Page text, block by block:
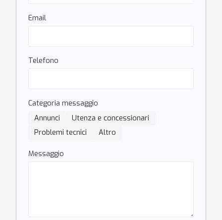
Email
Telefono
Categoria messaggio
Annunci
Utenza e concessionari
Problemi tecnici
Altro
Messaggio